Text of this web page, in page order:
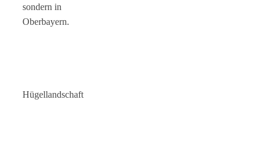
sondern in
Oberbayern.
Hügellandschaft